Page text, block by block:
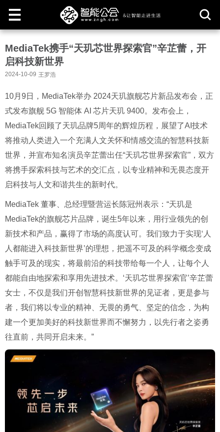
MediaTek携手“天玑芯世界探索官”辛芷蕾，开
启科技新世界
2024-10-09 王罗浩
10月9日，MediaTek举办 2024天玑旗舰芯片新品发布会，正
式发布旗舰 5G 智能体 AI 芯片天玑 9400。发布会上，
MediaTek回顾了天玑品牌5周年的辉煌历程，展望了AI技术
将推动人类进入一个充满人文关怀和情感交流的智慧科技新
世界，并宣布知名演员辛芷蕾出任“天玑芯世界探索官”，双方
将携手探索科技与艺术的交汇点，以专业精神和无畏态度开
启科技与人文和谐共生的新时代。
MediaTek 董事、总经理暨营运长陈冠州表示：“天玑是
MediaTek的旗舰芯片品牌，诞生5年以来，用行业领先的创
新技术和产品，赢得了市场的高度认可。我们致力于实现‘人
人都能进入科技新世界’的理想，把遥不可及的科学概念变成
触手可及的现实，将最前沿的科技带给每一个人，让每个人
都能自由地探索和享用先进技术。‘天玑芯世界探索官’辛芷蕾
女士，不仅是我们开创智慧科技新世界的见证者，更是参与
者，我们将以专业的精神、无畏的勇气、坚定的信念，为构
建一个更加美好的科技新世界而不懈努力，以先行者之姿勇
往直前，共同开启未来。”